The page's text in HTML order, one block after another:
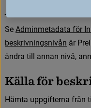
A
Se Adminmetadata för In
beskrivningsnivån är
ändra till annan nivå,
Källaförbeskr
Hämta uppgifterna från ti